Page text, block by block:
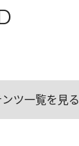
ツ一覧を見る